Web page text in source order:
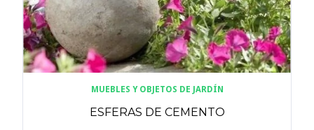
MUEBLES Y OBJETOS DE JARDÍN
ESFERAS DE CEMENTO